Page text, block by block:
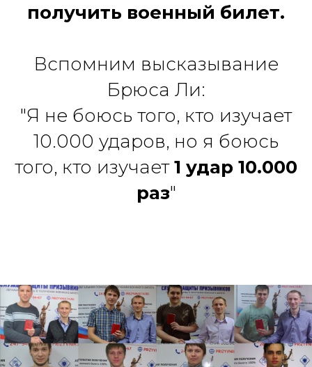
получить военный билет.
Вспомним высказывание
Брюса Ли:
"Я не боюсь того, кто изучает
10.000 ударов, но я боюсь
того, кто изучает1 удар 10.000
раз"